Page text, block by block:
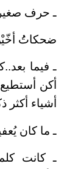
ـ حرف صغير
ضحكاتُُ
ـ فيما
أكن
أشياء أكثر
ـ ما كان
ـ كانت